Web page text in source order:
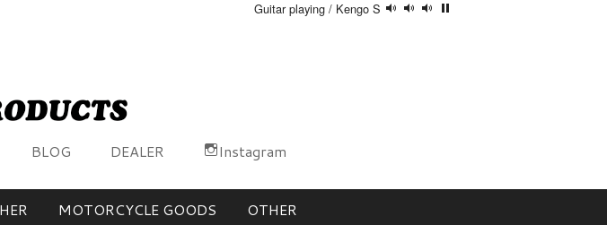
Guitar playing / Kengo S
BLOG DEALER Instagram
MOTORCYCLE GOODS OTHER